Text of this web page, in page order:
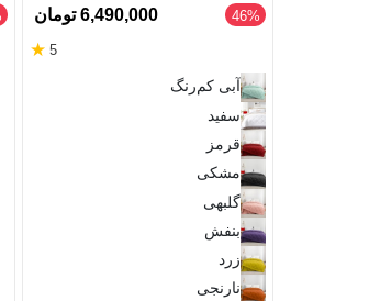
46% 6,490,000 تومان
5
★
آبی کم‌رنگ
سفید
قرمز
مشکی
گلبهی
بنفش
زرد
نارنجی